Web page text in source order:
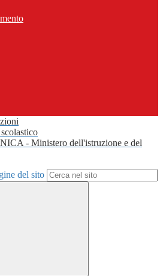
- Ministero dell'istruzione e del
del sito